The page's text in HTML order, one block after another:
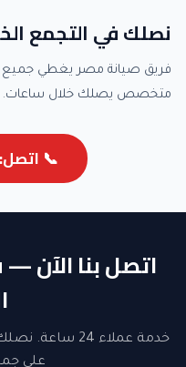
نصلك في التجمع
فريق صيانة مصر يغطي جميع
متخصص يصلك خلال ساعات.
📞 اتصل:
اتصل بنا
خدمة عملاء 24
على